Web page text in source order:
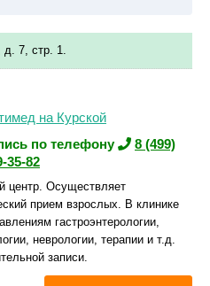
д. 7, стр. 1.
на Курской
по телефону
8 (499)
35-82
центр. Осуществляет
прием взрослых. В клинике
гастроэнтерологии,
неврологии, терапии и т.д.
записи.